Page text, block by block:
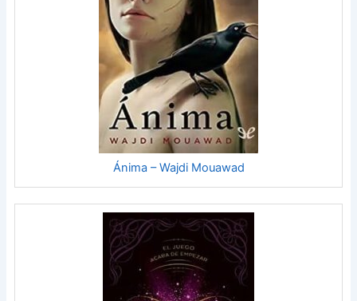
Ánima – Wajdi Mouawad